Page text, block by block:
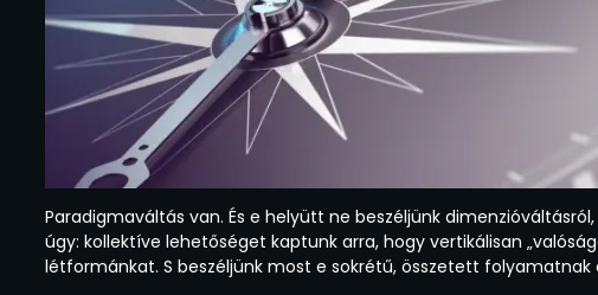
Paradigmaváltás van. És e helyütt ne beszéljünk
úgy: kollektíve lehetőséget kaptunk arra, hogy vertikálisan
létformánkat. S beszéljünk most e sokrétű, összetett